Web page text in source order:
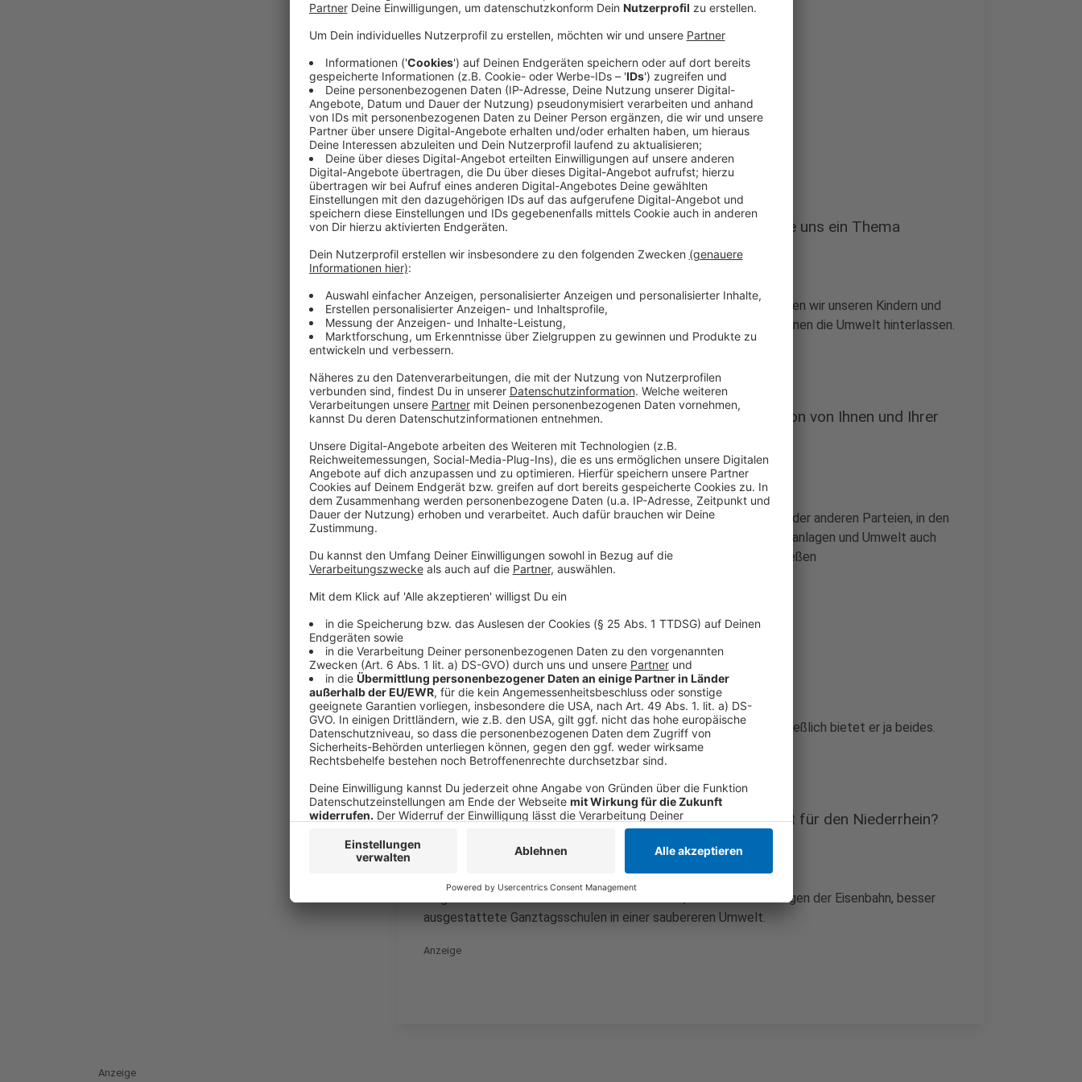
Anzeige
Vier Fragen für Otto Fricke
Anzeige
Ihr Herzensthema für den Bundestag? Bitte nennen Sie uns ein Thema
Anzeige
Generationengerechtigkeit, sowohl bei der Frage wie viele Schulden wir unseren Kindern und
Enkeln vererben, als auch bei der Frage, in welchem Zustand wir ihnen die Umwelt hinterlassen.
Anzeige
Sie dürfen (wieder) nach Berlin - wie profitiert die Region von Ihnen und Ihrer
Arbeit?
Anzeige
So wie bisher: Indem ich mich, gemeinsam mit den Abgeordneten der anderen Parteien, in den
Bereichen Verkehr, Arbeitsmarktförderung, Denkmalschutz, Sportanlagen und Umwelt auch
weiterhin in Berlin dafür einsetze, dass Mittel in unsere Heimat fließen
Anzeige
Stadt oder Land? Wieso?
Anzeige
Stadt und Land, denn nur so kann der Niederrhein profitieren. Schließlich bietet er ja beides.
Anzeige
Vier Jahre haben Sie Zeit - was hat sich 2025 geändert für den Niederrhein?
Es gibt besseren Lärmschutz an der Autobahn, bessere Anbindungen der Eisenbahn, besser
ausgestattete Ganztagsschulen in einer saubereren Umwelt.
Anzeige
Anzeige